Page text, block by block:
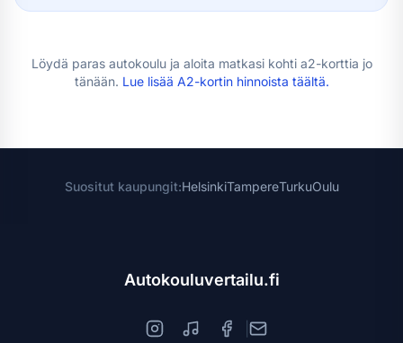
Löydä paras autokoulu ja aloita matkasi kohti a2-korttia jo
tänään. Lue lisää A2-kortin hinnoista täältä.
Suositut kaupungit:HelsinkiTampereTurkuOulu
Autokouluvertailu.fi